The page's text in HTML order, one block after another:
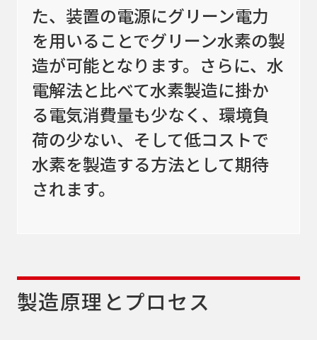
サイトマップ
プライバシーポリシー
会社概要
た、装置の電源にグリーン電力
を用いることでグリーン水素の製
造が可能となります。さらに、水
電解法と比べて水素製造に掛か
る電気消費量も少なく、環境負
荷の少ない、そして低コストで
水素を製造する方法として期待
されます。
製造原理とプロセス